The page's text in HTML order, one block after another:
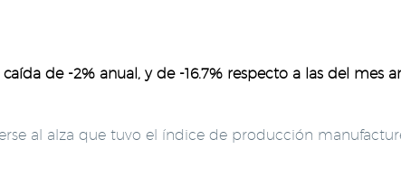
de -2% anual, y de -16.7% respecto a las del mes
al alza que tuvo el índice de producción